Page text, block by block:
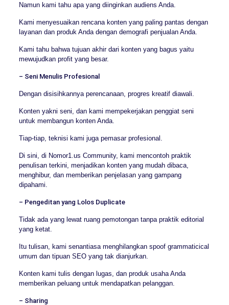
Namun kami tahu apa yang diinginkan audiens Anda.
Kami menyesuaikan rencana konten yang paling pantas dengan
layanan dan produk Anda dengan demografi penjualan Anda.
Kami tahu bahwa tujuan akhir dari konten yang bagus yaitu
mewujudkan profit yang besar.
– Seni Menulis Profesional
Dengan disisihkannya perencanaan, progres kreatif diawali.
Konten yakni seni, dan kami mempekerjakan penggiat seni
untuk membangun konten Anda.
Tiap-tiap, teknisi kami juga pemasar profesional.
Di sini, di Nomor1.us Community, kami mencontoh praktik
penulisan terkini, menjadikan konten yang mudah dibaca,
menghibur, dan memberikan penjelasan yang gampang
dipahami.
– Pengeditan yang Lolos Duplicate
Tidak ada yang lewat ruang pemotongan tanpa praktik editorial
yang ketat.
Itu tulisan, kami senantiasa menghilangkan spoof grammaticical
umum dan tipuan SEO yang tak dianjurkan.
Konten kami tulis dengan lugas, dan produk usaha Anda
memberikan peluang untuk mendapatkan pelanggan.
– Sharing